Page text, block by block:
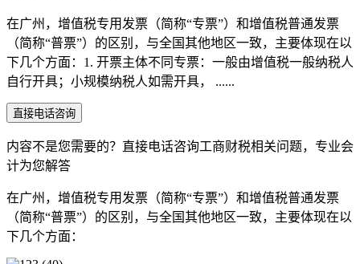
在广州，增值税专用发票（简称“专票”）和增值税普通发票
（简称“普票”）的区别，与全国其他地区一致，主要体现在以
下几个方面：1. 开票主体不同专票：一般由增值税一般纳税人
自行开具；小规模纳税人如需开具， ......
直接电话咨询
内容不是您需要的？直接电话咨询工商财税相关问题，专业会
计为您解答
在广州，增值税专用发票（简称“专票”）和增值税普通发票
（简称“普票”）的区别，与全国其他地区一致，主要体现在以
下几个方面：